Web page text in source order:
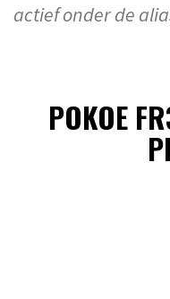
actief onder de
POKOE